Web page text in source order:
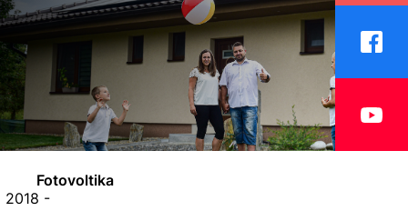
Fotovoltika
-